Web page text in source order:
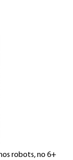
robots, no 6+